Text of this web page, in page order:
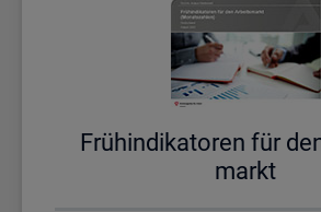
Früh­in­di­ka­to­ren für
markt